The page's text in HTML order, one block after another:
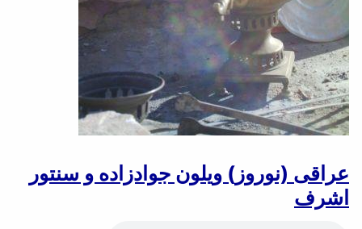
عراقی (نوروز) ویلون جوادزاده و سنتور
اشرف